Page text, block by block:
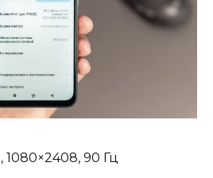
1080×2408, 90 Гц